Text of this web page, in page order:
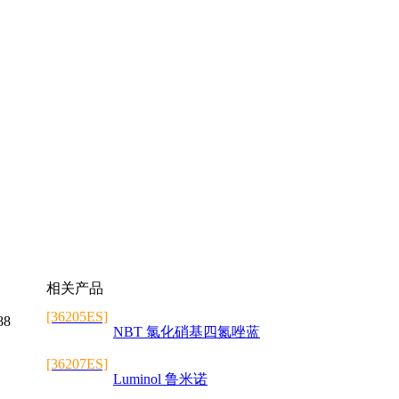
相关产品
[36205ES]
NBT 氯化硝基四氮唑蓝
[36207ES]
Luminol 鲁米诺